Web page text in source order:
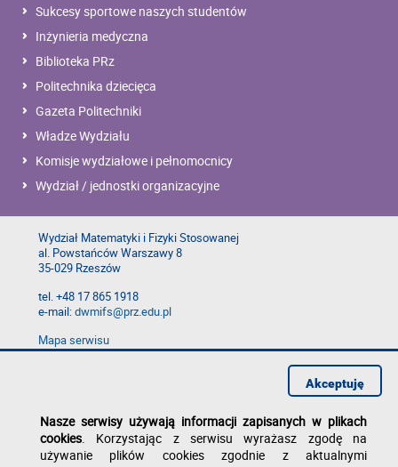
Sukcesy sportowe naszych studentów
Inżynieria medyczna
Biblioteka PRz
Politechnika dziecięca
Gazeta Politechniki
Władze Wydziału
Komisje wydziałowe i pełnomocnicy
Wydział / jednostki organizacyjne
Wydział Matematyki i Fizyki Stosowanej
al. Powstańców Warszawy 8
35-029 Rzeszów
tel. +48 17 865 1918
e-mail:dwmifs@prz.edu.pl
Mapa serwisu
Deklaracja dostępności
Nasze serwisy używają informacji zapisanych w plikach
cookies. Korzystając z serwisu wyrażasz zgodę na
używanie plików cookies zgodnie z aktualnymi
Akceptuję